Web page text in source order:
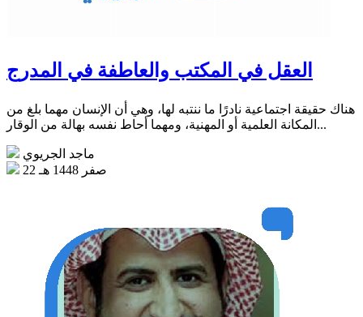
العقل في المكتب والعاطفة في المدرج
هناك حقيقة اجتماعية نادرًا ما ننتبه لها، وهي أن الإنسان مهما بلغ من
المكانة العلمية أو المهنية، ومهما أحاط نفسه بهالة من الوقار...
ماجد الجريوي
22 صفر 1448 هـ